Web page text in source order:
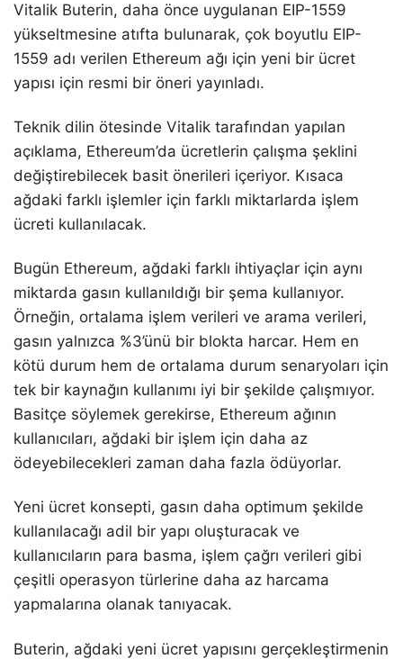
Vitalik Buterin, daha önce uygulanan EIP-1559
yükseltmesine atıfta bulunarak, çok boyutlu EIP-
1559 adı verilen Ethereum ağı için yeni bir ücret
yapısı için resmi bir öneri yayınladı.
Teknik dilin ötesinde Vitalik tarafından yapılan
açıklama, Ethereum’da ücretlerin çalışma şeklini
değiştirebilecek basit önerileri içeriyor. Kısaca
ağdaki farklı işlemler için farklı miktarlarda işlem
ücreti kullanılacak.
Bugün Ethereum, ağdaki farklı ihtiyaçlar için aynı
miktarda gasın kullanıldığı bir şema kullanıyor.
Örneğin, ortalama işlem verileri ve arama verileri,
gasın yalnızca %3’ünü bir blokta harcar. Hem en
kötü durum hem de ortalama durum senaryoları için
tek bir kaynağın kullanımı iyi bir şekilde çalışmıyor.
Basitçe söylemek gerekirse, Ethereum ağının
kullanıcıları, ağdaki bir işlem için daha az
ödeyebilecekleri zaman daha fazla ödüyorlar.
Yeni ücret konsepti, gasın daha optimum şekilde
kullanılacağı adil bir yapı oluşturacak ve
kullanıcıların para basma, işlem çağrı verileri gibi
çeşitli operasyon türlerine daha az harcama
yapmalarına olanak tanıyacak.
Buterin, ağdaki yeni ücret yapısını gerçekleştirmenin